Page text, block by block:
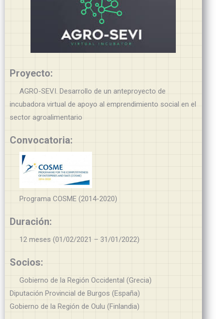
Proyecto:
AGRO-SEVI. Desarrollo de un anteproyecto de
incubadora virtual de apoyo al emprendimiento social en el
sector agroalimentario
Convocatoria:
Programa COSME (2014-2020)
Duración:
12 meses (01/02/2021 – 31/01/2022)
Socios:
Gobierno de la Región Occidental (Grecia)
Diputación Provincial de Burgos (España)
Gobierno de la Región de Oulu (Finlandia)